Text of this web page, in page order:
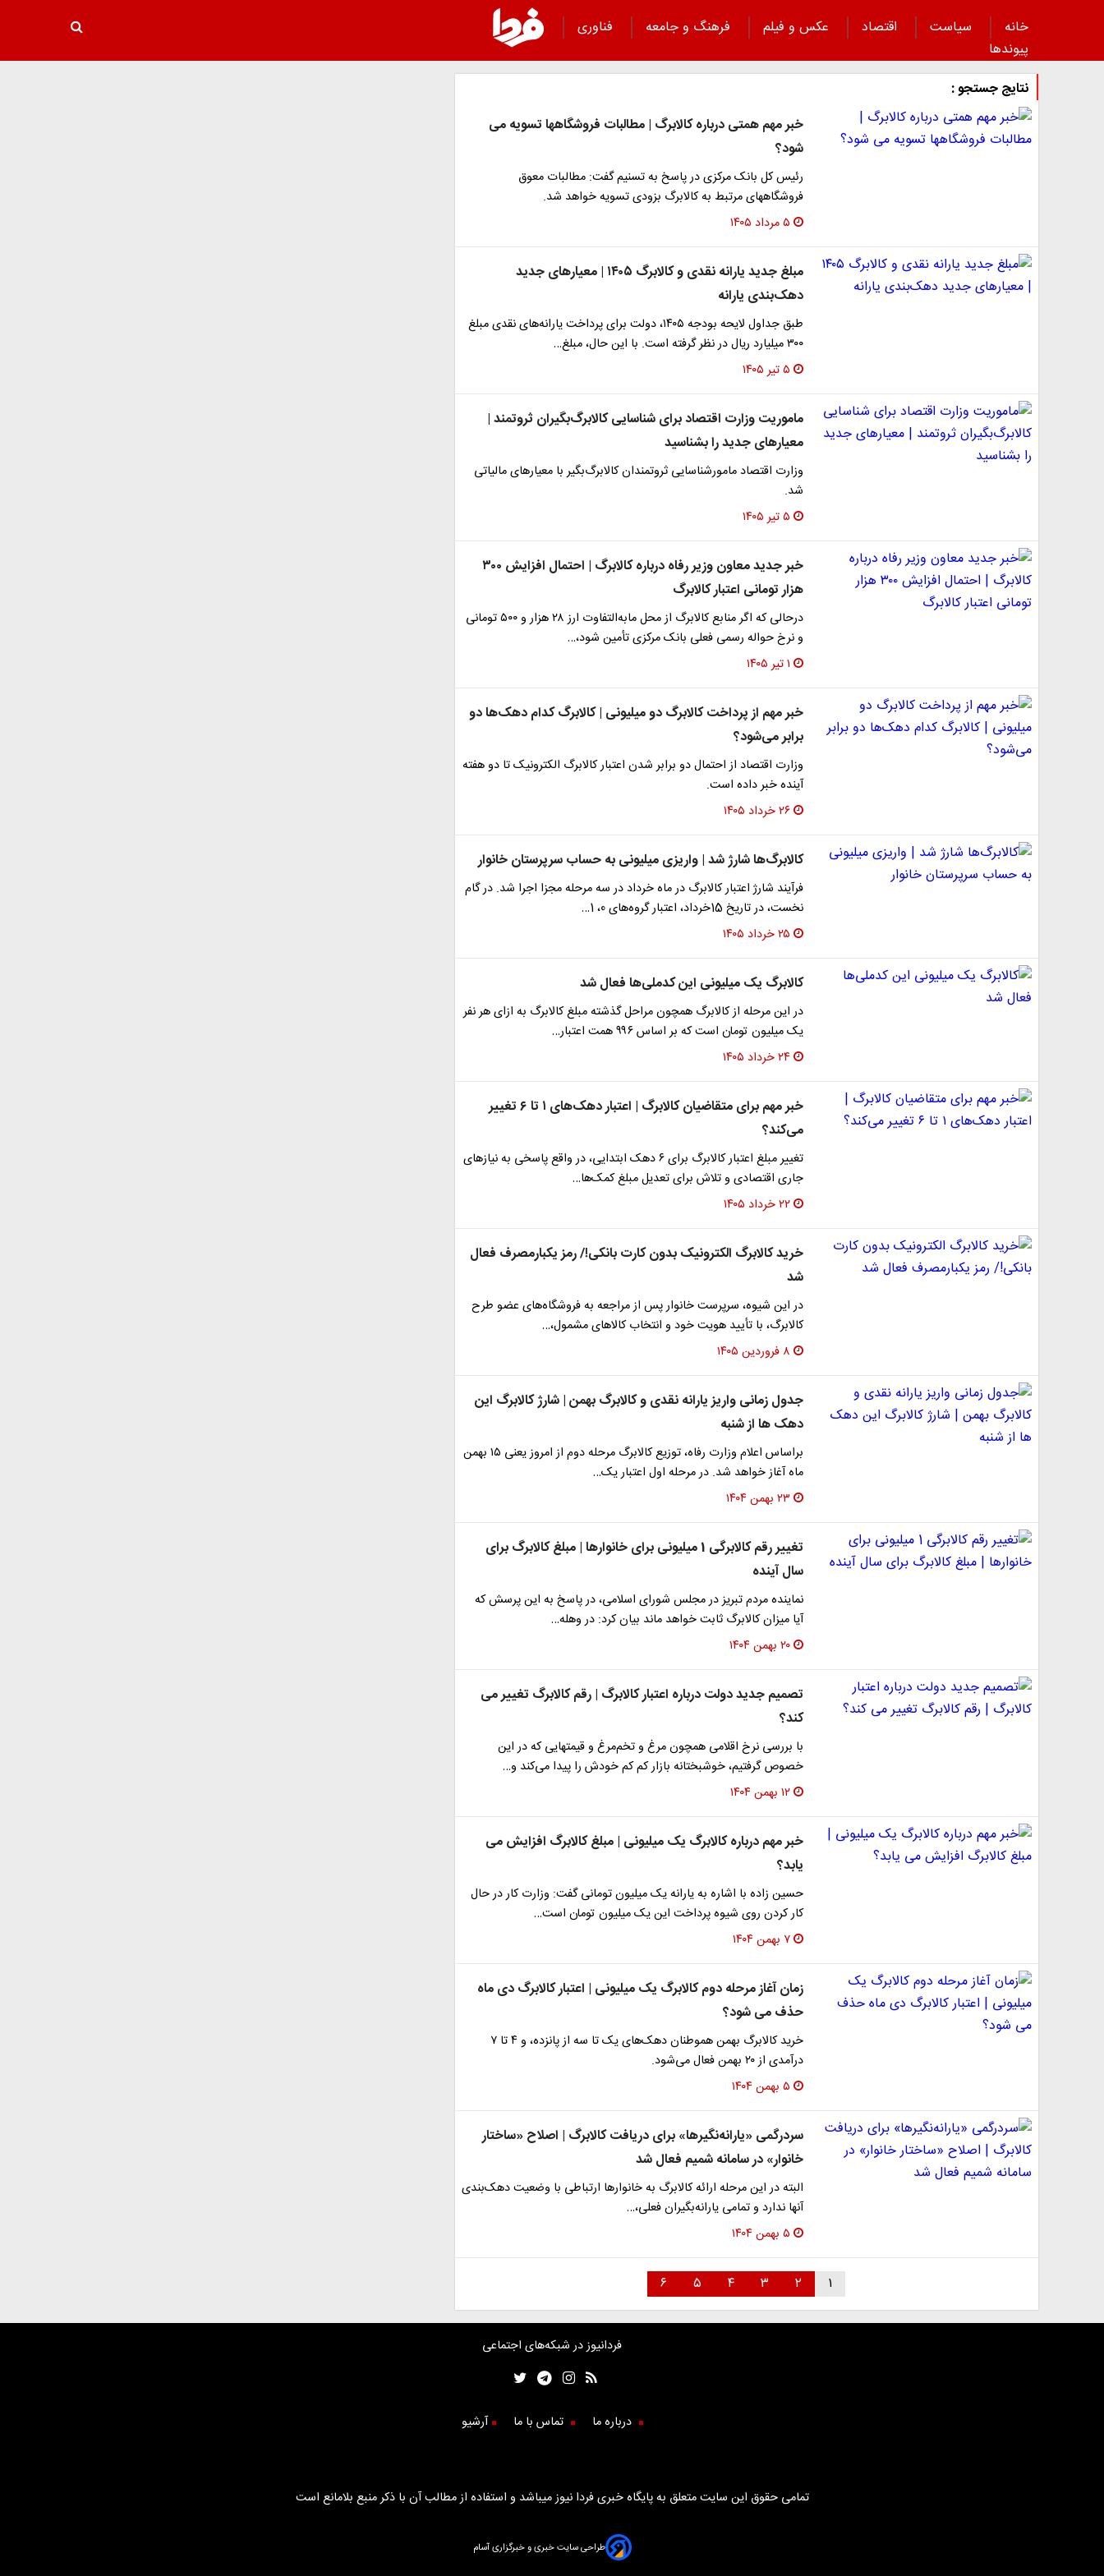
خانه سیاست اقتصاد عکس و فیلم فرهنگ و جامعه
فناوری
پیوند‌ها
نتایج جستجو :
خبر مهم همتی درباره کالابرگ | مطالبات فروشگاهها تسویه می
شود؟
رئیس کل بانک مرکزی در پاسخ به تسنیم گفت: مطالبات معوق
فروشگاههای مرتبط به کالابرگ بزودی تسویه خواهد شد.
۵ مرداد ۱۴۰۵
مبلغ جدید یارانه نقدی و کالابرگ ۱۴۰۵ | معیار‌های جدید
دهک‌بندی یارانه
طبق جداول لایحه بودجه ۱۴۰۵، دولت برای پرداخت یارانه‌های نقدی مبلغ
۳۰۰ میلیارد ریال در نظر گرفته است. با این حال، مبلغ…
۵ تیر ۱۴۰۵
ماموریت وزارت اقتصاد برای شناسایی کالابرگ‌بگیران ثروتمند |
معیارهای جدید را بشناسید
وزارت اقتصاد مامورشناسایی ثروتمندان کالابرگ‌بگیر با معیارهای مالیاتی
شد.
۵ تیر ۱۴۰۵
خبر جدید معاون وزیر رفاه درباره کالابرگ | احتمال افزایش ۳۰۰
هزار تومانی اعتبار کالابرگ
درحالی که اگر منابع کالابرگ از محل مابه‌التفاوت ارز ۲۸ هزار و ۵۰۰ تومانی
و نرخ حواله رسمی فعلی بانک مرکزی تأمین شود،…
۱ تیر ۱۴۰۵
خبر مهم از پرداخت کالابرگ دو میلیونی | کالابرگ کدام دهک‌ها دو
برابر می‌شود؟
وزارت اقتصاد از احتمال دو برابر شدن اعتبار کالابرگ الکترونیک تا دو هفته
آینده خبر داده است.
۲۶ خرداد ۱۴۰۵
کالابرگ‌ها شارژ شد | واریزی میلیونی به حساب سرپرستان خانوار
فرآیند شارژ اعتبار کالابرگ در ماه خرداد در سه مرحله مجزا اجرا شد. در گام
نخست، در تاریخ 15خرداد، اعتبار گروه‌های 0، 1…
۲۵ خرداد ۱۴۰۵
کالابرگ یک میلیونی این کدملی‌ها فعال شد
در این مرحله از کالابرگ همچون مراحل گذشته مبلغ کالابرگ به ازای هر نفر
یک میلیون تومان است که بر اساس ۹۹۶ همت اعتبار…
۲۴ خرداد ۱۴۰۵
خبر مهم برای متقاضیان کالابرگ | اعتبار دهک‌های ۱ تا ۶ تغییر
می‌کند؟
تغییر مبلغ اعتبار کالابرگ برای ۶ دهک ابتدایی، در واقع پاسخی به نیازهای
جاری اقتصادی و تلاش برای تعدیل مبلغ کمک‌ها…
۲۲ خرداد ۱۴۰۵
خرید کالابرگ الکترونیک بدون کارت بانکی!/ رمز یکبارمصرف فعال
شد
در این شیوه، سرپرست خانوار پس از مراجعه به فروشگاه‌های عضو طرح
کالابرگ، با تأیید هویت خود و انتخاب کالاهای مشمول،…
۸ فروردین ۱۴۰۵
جدول زمانی واریز یارانه نقدی و کالابرگ بهمن‌ | شارژ کالابرگ این
دهک ها از شنبه
براساس اعلام وزارت رفاه، توزیع کالابرگ مرحله دوم از امروز یعنی ۱۵ بهمن
ماه آغاز خواهد شد. در مرحله اول اعتبار یک…
۲۳ بهمن ۱۴۰۴
تغییر رقم کالابرگی 1 میلیونی برای خانوارها | مبلغ کالابرگ برای
سال آینده
نماینده مردم تبریز در مجلس شورای اسلامی، در پاسخ به این پرسش که
آیا میزان کالابرگ ثابت خواهد ماند بیان کرد: در وهله…
۲۰ بهمن ۱۴۰۴
تصمیم جدید دولت درباره اعتبار کالابرگ | رقم کالابرگ تغییر می
کند؟
با بررسی نرخ اقلامی همچون مرغ و تخم‌مرغ و قیمتهایی که در این
خصوص گرفتیم، خوشبختانه بازار کم کم خودش را پیدا می‌کند و…
۱۲ بهمن ۱۴۰۴
خبر مهم درباره کالابرگ یک میلیونی | مبلغ کالابرگ افزایش می
یابد؟
حسین زاده با اشاره به یارانه یک میلیون تومانی گفت: وزارت کار در حال
کار کردن روی شیوه پرداخت این یک میلیون تومان است…
۷ بهمن ۱۴۰۴
زمان آغاز مرحله دوم کالابرگ یک میلیونی | اعتبار کالابرگ دی ماه
حذف می شود؟
خرید کالابرگ بهمن هموطنان دهک‌های یک تا سه از پانزده، و ۴ تا ۷
درآمدی از ۲۰ بهمن فعال می‌شود.
۵ بهمن ۱۴۰۴
سردرگمی «یارانه‌نگیرها» برای دریافت کالابرگ | اصلاح «ساختار
خانوار» در سامانه شمیم فعال شد
البته در این مرحله ارائه کالابرگ به خانوارها ارتباطی با وضعیت دهک‌بندی
آنها ندارد و تمامی یارانه‌بگیران فعلی،…
۵ بهمن ۱۴۰۴
۱ ۲ ۳ ۴ ۵ ۶
فردانیوز در شبکه‌های اجتماعی
درباره ما تماس با ما آرشیو
تمامی حقوق این سایت متعلق به پایگاه خبری فردا نیوز میباشد و استفاده از مطالب آن با ذکر منبع بلامانع است
طراحی سایت خبری و خبرگزاری آسام